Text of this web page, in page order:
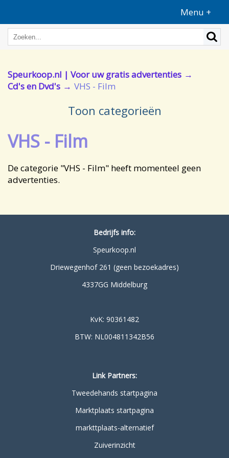
Menu +
Speurkoop.nl | Voor uw gratis advertenties
Cd's en Dvd's
VHS - Film
Toon categorieën
VHS - Film
De categorie "VHS - Film" heeft momenteel geen
advertenties.
Bedrijfs info:
Speurkoop.nl
Driewegenhof 261 (geen bezoekadres)
4337GG Middelburg
KvK: 90361482
BTW: NL004811342B56
Link Partners:
Tweedehands startpagina
Marktplaats startpagina
markttplaats-alternatief
Zuiverinzicht